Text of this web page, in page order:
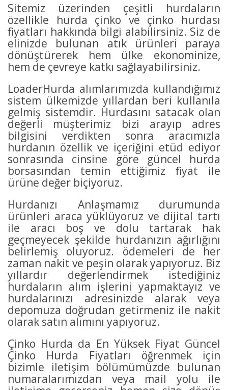
Sitemiz üzerinden çeşitli hurdaların
özellikle hurda çinko ve çinko hurdası
fiyatları hakkında bilgi alabilirsiniz. Siz de
elinizde bulunan atık ürünleri paraya
dönüştürerek hem ülke ekonominize,
hem de çevreye katkı sağlayabilirsiniz.
LoaderHurda alımlarımızda kullandığımız
sistem ülkemizde yıllardan beri kullanıla
gelmiş sistemdir. Hurdasını satacak olan
değerli müşterimiz bizi arayıp adres
bilgisini verdikten sonra aracımızla
hurdanın özellik ve içeriğini etüd ediyor
sonrasında cinsine göre güncel hurda
borsasından temin ettiğimiz fiyat ile
ürüne değer biçiyoruz.
Hurdanızı Anlaşmamız durumunda
ürünleri araca yüklüyoruz ve dijital tartı
ile aracı boş ve dolu tartarak hak
geçmeyecek şekilde hurdanızın ağırlığını
belirlemiş oluyoruz. ödemeleri de her
zaman nakit ve peşin olarak yapıyoruz. Biz
yıllardır değerlendirmek istediğiniz
hurdaların alım işlerini yapmaktayız ve
hurdalarınızı adresinizde alarak veya
depomuza doğrudan getirmeniz ile nakit
olarak satın alımını yapıyoruz.
Çinko Hurda da En Yüksek Fiyat Güncel
Çinko Hurda Fiyatları öğrenmek için
bizimle iletişim bölümümüzde bulunan
numaralarımızdan veya mail yolu ile